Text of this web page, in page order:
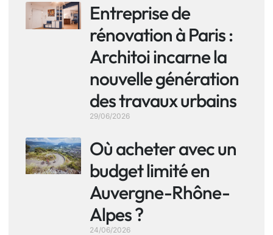
Entreprise de
rénovation à Paris :
Architoi incarne la
nouvelle génération
des travaux urbains
29/06/2026
Où acheter avec un
budget limité en
Auvergne-Rhône-
Alpes ?
24/06/2026